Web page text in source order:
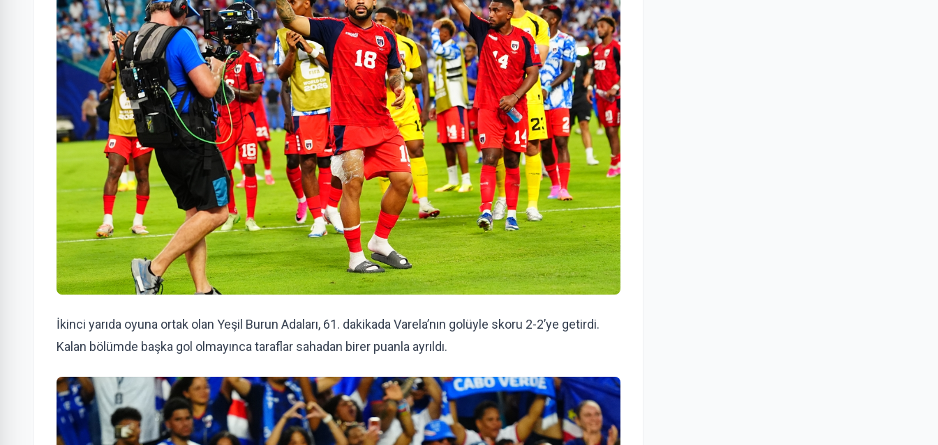
İkinci yarıda oyuna ortak olan Yeşil Burun Adaları, 61. dakikada Varela’nın golüyle skoru 2-2’ye getirdi.
Kalan bölümde başka gol olmayınca taraflar sahadan birer puanla ayrıldı.